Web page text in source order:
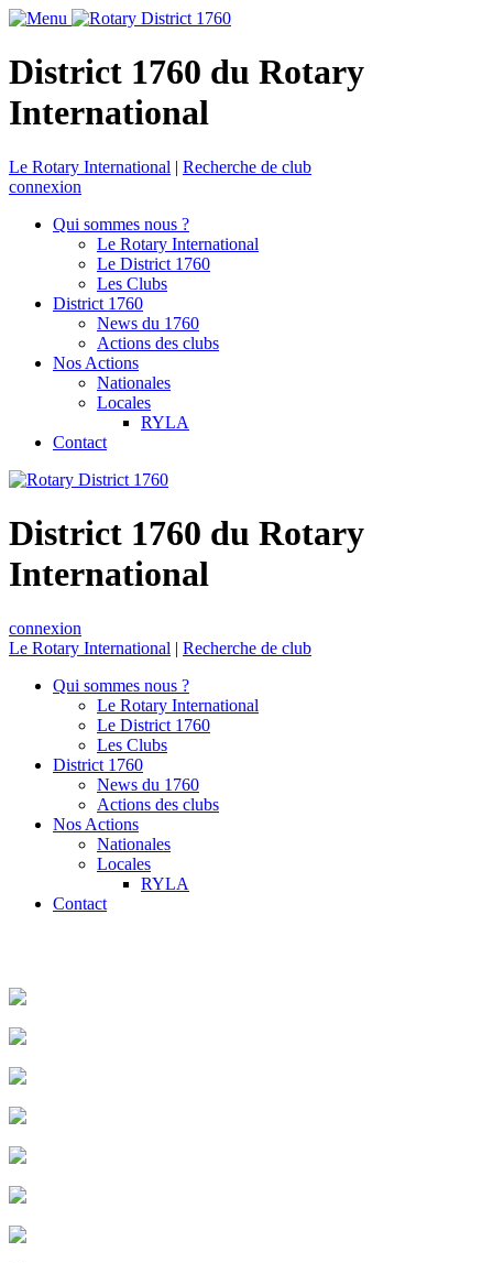
District 1760 du Rotary
International
Le Rotary International | Recherche de club
connexion
Qui sommes nous ?
Le Rotary International
Le District 1760
Les Clubs
District 1760
News du 1760
Actions des clubs
Nos Actions
Nationales
Locales
RYLA
Contact
District 1760 du Rotary
International
connexion
Le Rotary International | Recherche de club
Qui sommes nous ?
Le Rotary International
Le District 1760
Les Clubs
District 1760
News du 1760
Actions des clubs
Nos Actions
Nationales
Locales
RYLA
Contact